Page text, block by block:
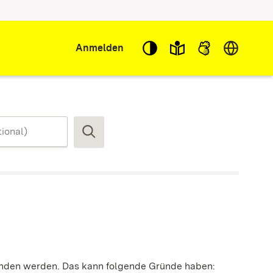
Anmelden Sprache
Suchen
werden. Das kann folgende Gründe haben: